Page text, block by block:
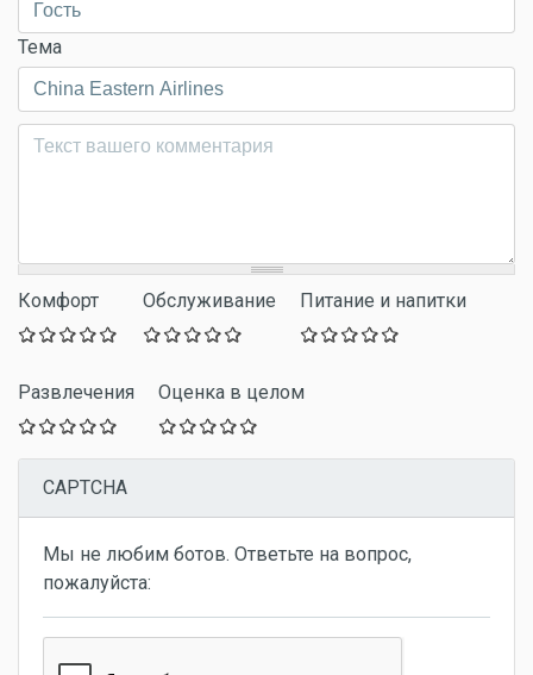
Тема
Комментарий*
Комфорт Обслуживание Питание и напитки
Развлечения Оценка в целом
CAPTCHA
Мы не любим ботов. Ответьте на вопрос,
пожалуйста: